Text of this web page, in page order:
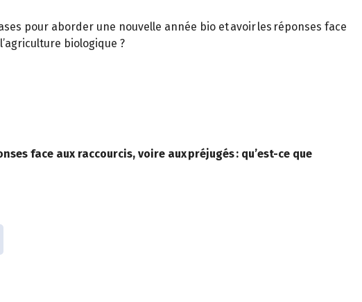
pour aborder une nouvelle année bio et avoir les réponses face
biologique ?
face aux raccourcis, voire aux préjugés : qu’est-ce que